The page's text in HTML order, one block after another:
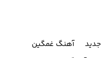
آهنگ غمگین